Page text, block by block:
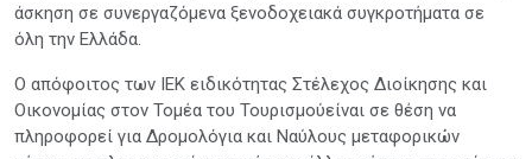
άσκηση σε συνεργαζόμενα ξενοδοχειακά συγκροτήματα σε
όλη την Ελλάδα.
O απόφοιτος των ΙΕΚ ειδικότητας Στέλεχος Διοίκησης και
Οικονομίας στον Τομέα του Τουρισμούείναι σε θέση να
πληροφορεί για Δρομολόγια και Ναύλους μεταφορικών